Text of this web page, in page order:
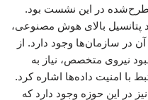
در این نشست بود.
بالای هوش مصنوعی،
در سازمان‌ها وجود دارد. از
نیروی متخصص، نیاز به
با امنیت داده‌ها اشاره کرد.
در این حوزه وجود دارد که